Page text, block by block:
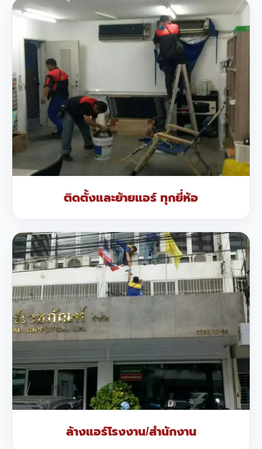
ติดตั้งและย้ายแอร์ ทุกยี่ห้อ
ล้างแอร์โรงงาน/สำนักงาน